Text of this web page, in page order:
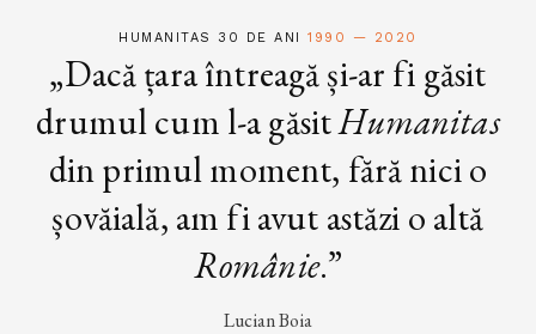
HUMANITAS 30 DE ANI1990 — 2020
„Dacă țara întreagă și-ar fi găsit
drumul cum l-a găsitHumanitas
din primul moment, fără nici o
șovăială, am fi avut astăzi o altă
Românie.”
Lucian Boia